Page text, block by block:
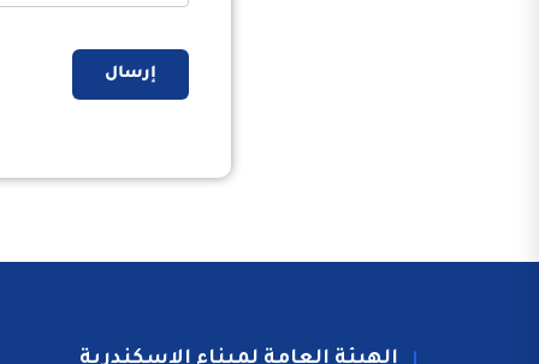
إرسال
الهيئة العامة لميناء الاسكندرية